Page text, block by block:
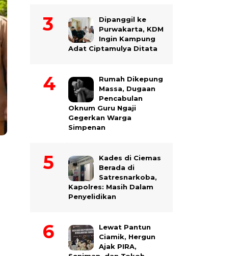
Dipanggil ke
Purwakarta, KDM
Ingin Kampung
Adat Ciptamulya Ditata
Rumah Dikepung
Massa, Dugaan
Pencabulan
Oknum Guru Ngaji
Gegerkan Warga
Simpenan
Kades di Ciemas
Berada di
Satresnarkoba,
Kapolres: Masih Dalam
Penyelidikan
Lewat Pantun
Ciamik, Hergun
Ajak PIRA,